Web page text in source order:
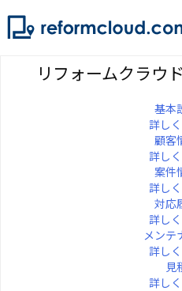
リフォームクラウ
基本
詳し
顧客
詳し
案件
詳し
対応
詳し
メンテ
詳し
見
詳し